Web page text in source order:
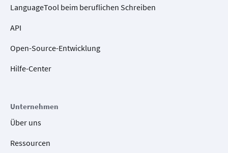
LanguageTool beim beruflichen Schreiben
API
Open-Source-Entwicklung
Hilfe-Center
Unternehmen
Über uns
Ressourcen